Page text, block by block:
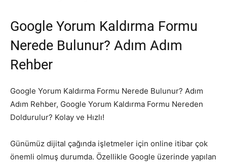
Google Yorum Kaldırma Formu
Nerede Bulunur? Adım Adım
Rehber
Google Yorum Kaldırma Formu Nerede Bulunur? Adım
Adım Rehber, Google Yorum Kaldırma Formu Nereden
Doldurulur? Kolay ve Hızlı!
Günümüz dijital çağında işletmeler için online itibar çok
önemli olmuş durumda. Özellikle Google üzerinde yapılan